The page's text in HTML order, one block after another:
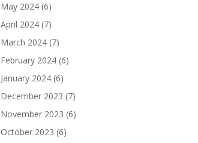
May 2024 (6)
April 2024 (7)
March 2024 (7)
February 2024 (6)
January 2024 (6)
December 2023 (7)
November 2023 (6)
October 2023 (6)